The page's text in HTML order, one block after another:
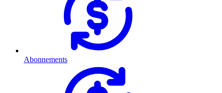
Abonnements